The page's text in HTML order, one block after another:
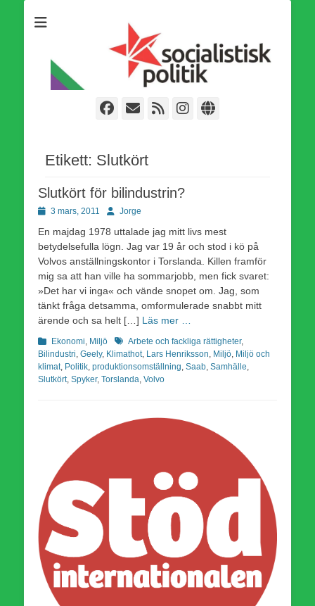
världsomfattande socialistiska Fjärde Internationalen och en viktig
tillgång i kampen för en socialistisk framtid!
Facebook
E-
Webbflöde
Instagram
Webbplats
Etikett: Slutkört
Slutkört för bilindustrin?
Publicerad
3 mars, 2011 Författare
Jorge
En majdag 1978 uttalade jag mitt livs mest
betydelsefulla lögn. Jag var 19 år och stod i kö på
Volvos anställningskontor i Torslanda. Killen framför
mig sa att han ville ha sommarjobb, men fick svaret:
»Det har vi inga« och vände snopet om. Jag, som
tänkt fråga detsamma, omformulerade snabbt mitt
ärende och sa helt […] Läs mer …
Kategorier
Ekonomi Miljö Etiketter
Arbete och fackliga rättigheter,
Bilindustri Geely, Klimathot, Lars Henriksson Miljö Miljö och
klimat, Politik produktionsomställning Saab Samhälle
Slutkört, Spyker, Torslanda Volvo